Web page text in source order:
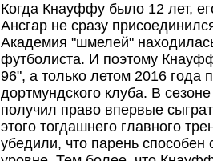
Когда Кнауффу было 12 лет,
Ансгар не сразу
Академия "шмелей"
футболиста. И поэтому
96", а только летом 2016 года
дортмундского клуба. В
получил право впервые
этого тогдашнего главного
убедили, что парень